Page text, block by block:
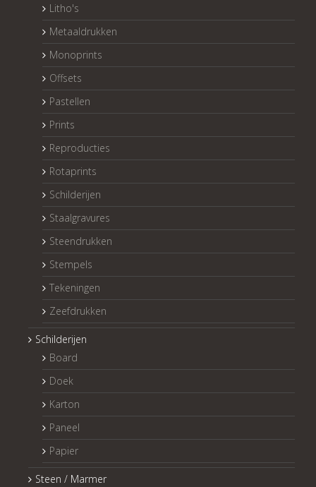
Litho's
Metaaldrukken
Monoprints
Offsets
Pastellen
Prints
Reproducties
Rotaprints
Schilderijen
Staalgravures
Steendrukken
Stempels
Tekeningen
Zeefdrukken
Schilderijen
Board
Doek
Karton
Paneel
Papier
Steen / Marmer